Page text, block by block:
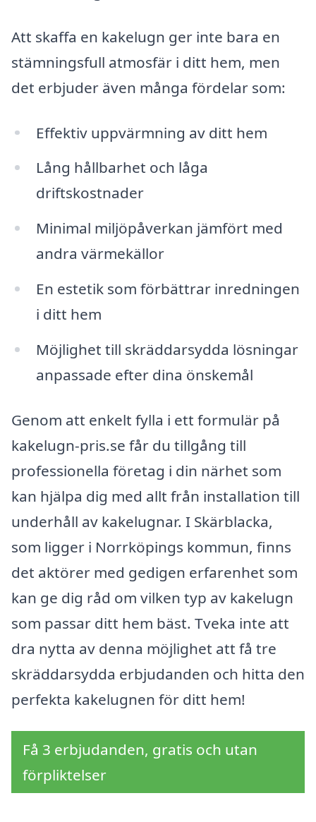
Att skaffa en kakelugn ger inte bara en
stämningsfull atmosfär i ditt hem, men
det erbjuder även många fördelar som:
Effektiv uppvärmning av ditt hem
Lång hållbarhet och låga
driftskostnader
Minimal miljöpåverkan jämfört med
andra värmekällor
En estetik som förbättrar inredningen
i ditt hem
Möjlighet till skräddarsydda lösningar
anpassade efter dina önskemål
Genom att enkelt fylla i ett formulär på
kakelugn-pris.se får du tillgång till
professionella företag i din närhet som
kan hjälpa dig med allt från installation till
underhåll av kakelugnar. I Skärblacka,
som ligger i Norrköpings kommun, finns
det aktörer med gedigen erfarenhet som
kan ge dig råd om vilken typ av kakelugn
som passar ditt hem bäst. Tveka inte att
dra nytta av denna möjlighet att få tre
skräddarsydda erbjudanden och hitta den
perfekta kakelugnen för ditt hem!
Få 3 erbjudanden, gratis och utan
förpliktelser